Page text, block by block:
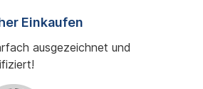
Einkaufen
ausgezeichnet und